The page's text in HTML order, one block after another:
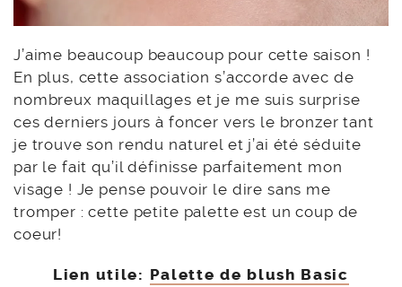
J’aime beaucoup beaucoup pour cette saison !
En plus, cette association s’accorde avec de
nombreux maquillages et je me suis surprise
ces derniers jours à foncer vers le bronzer tant
je trouve son rendu naturel et j’ai été séduite
par le fait qu’il définisse parfaitement mon
visage ! Je pense pouvoir le dire sans me
tromper : cette petite palette est un coup de
coeur!
Lien utile: Palette de blush Basic